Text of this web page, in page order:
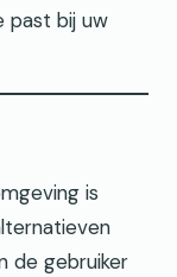
past bij uw
is
de gebruiker